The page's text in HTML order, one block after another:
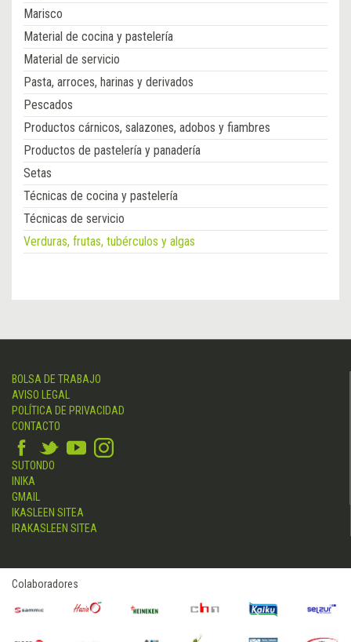
Marisco
Material de cocina y pastelería
Material de servicio
Pasta, arroces, harinas y derivados
Pescados
Productos cárnicos, salazones, adobos y fiambres
Productos de pastelería y panadería
Setas
Técnicas de cocina y pastelería
Técnicas de servicio
Verduras, frutas, tubérculos y algas
BOLSA DE TRABAJO
AVISO LEGAL
POLÍTICA DE PRIVACIDAD
CONTACTO
SUTONDO
INIKA
GMAIL
IKASLEEN SITEA
IRAKASLEEN SITEA
Colaboradores